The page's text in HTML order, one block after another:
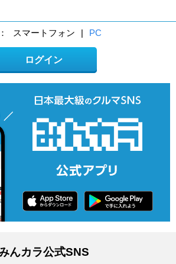
スマートフォン | PC
ログイン
んカラ公式SNS